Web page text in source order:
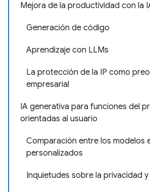
Mejora de la productividad con la
Generación de código
Aprendizaje con LLMs
La protección de la IP como
empresarial
IA generativa para funciones del
orientadas al usuario
Comparación entre los modelos
personalizados
Inquietudes sobre la privacidad